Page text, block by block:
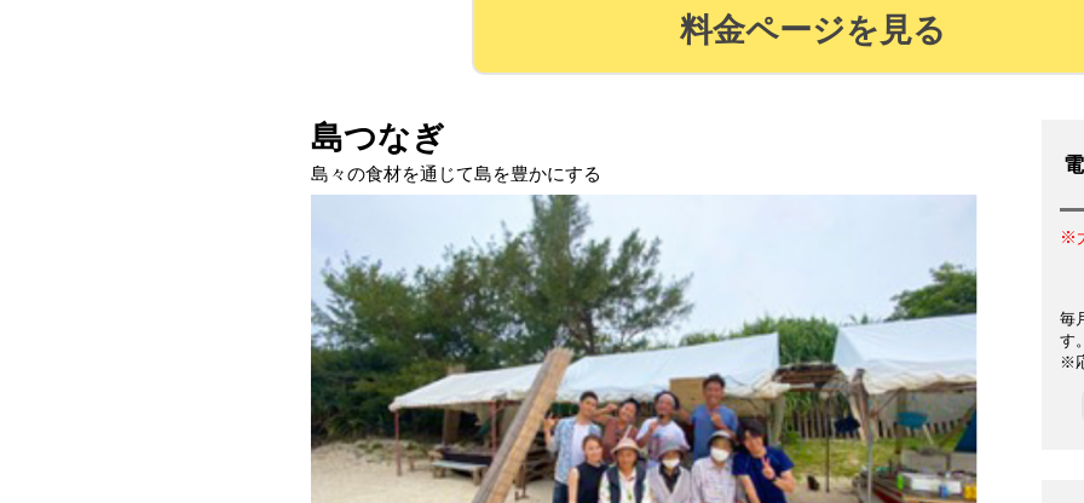
料金ページを見る
島つなぎ
島々の食材を通じて島を豊かにする
※
毎
す
※